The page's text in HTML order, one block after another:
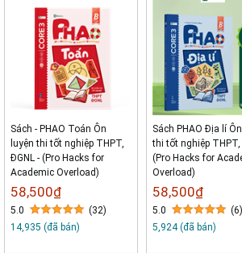
Sách - PHAO Toán Ôn
luyện thi tốt nghiệp THPT,
ĐGNL - (Pro Hacks for
Academic Overload)
58,500₫
5.0
(32)
14,935 (đã bán)
Sách PHAO Địa lí
thi tốt nghiệp THPT,
(Pro Hacks for
Overload)
58,500₫
5.0
(6)
5,924 (đã bán)